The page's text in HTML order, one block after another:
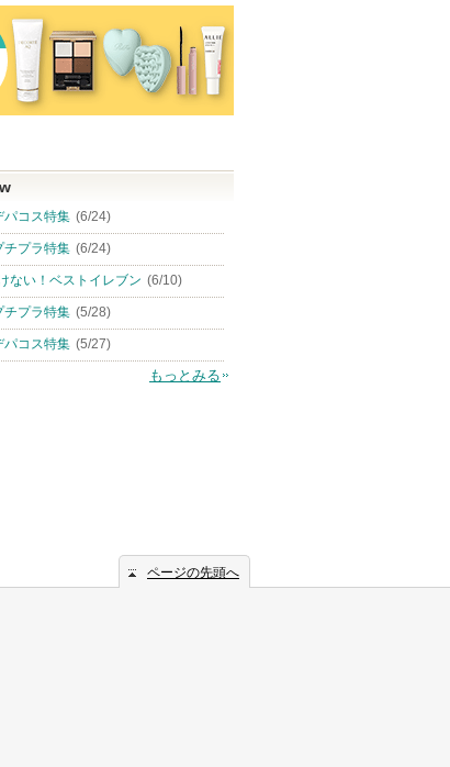
パコス特集 (6/24)
チプラ特集 (6/24)
ない！ベストイレブン (6/10)
チプラ特集 (5/28)
パコス特集 (5/27)
もっとみる
ページの先頭へ